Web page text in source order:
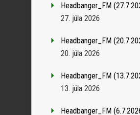
Headbanger_FM
27. júla 2026
Headbanger_FM
20. júla 2026
Headbanger_FM
13. júla 2026
Headbanger_FM